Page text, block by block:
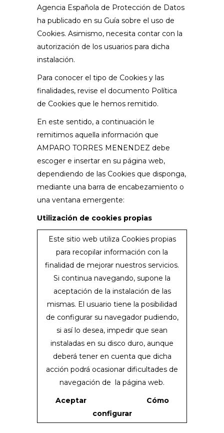
Agencia Española de Protección de Datos
ha publicado en su Guía sobre el uso de
Cookies. Asimismo, necesita contar con la
autorización de los usuarios para dicha
instalación.
Para conocer el tipo de Cookies y las
finalidades, revise el documento Política
de Cookies que le hemos remitido.
En este sentido, a continuación le
remitimos aquella información que
AMPARO TORRES MENENDEZ debe
escoger e insertar en su página web,
dependiendo de las Cookies que disponga,
mediante una barra de encabezamiento o
una ventana emergente:
Utilización de cookies propias
Este sitio web utiliza Cookies propias
para recopilar información con la
finalidad de mejorar nuestros servicios.
Si continua navegando, supone la
aceptación de la instalación de las
mismas. El usuario tiene la posibilidad
de configurar su navegador pudiendo,
si así lo desea, impedir que sean
instaladas en su disco duro, aunque
deberá tener en cuenta que dicha
acción podrá ocasionar dificultades de
navegación de la página web.
Aceptar
Cómo
configurar